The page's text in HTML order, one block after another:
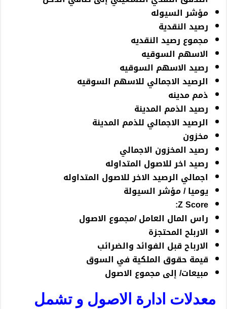
مؤشر السيوله
رصيد النقدية
مجموع رصيد النقديه
الاسهم السوقيه
رصيد الاسهم السوقيه
الرصيد الاجمالي للاسهم السوقيه
ذمم مدينه
رصيد الذمم المدينة
الرصيد الاجمالي للذمم المدينة
مخزون
رصيد المخزون الاجمالي
رصيد اخر للاصول المتداوله
اجمالي الرصيد الاخر للاصول المتداوله
يوميا / مؤشر السيولة
Z Score:
راس المال العامل /مجموع الاصول
الاربلح المحتجزة
الارباح قبل الفوائد والضرائب
قيمة حقوق الملكية في السوق
مبيعات/ إلى مجموع الاصول
معدلات ادارة الاصول و تشمل